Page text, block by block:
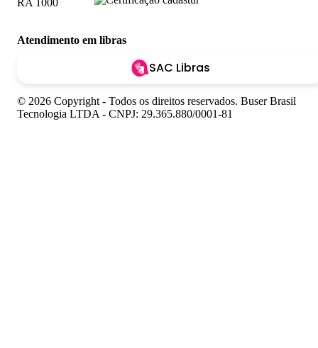
Atendimento em libras
SAC Libras
© 2026 Copyright - Todos os direitos reservados. Buser Brasil
Tecnologia LTDA - CNPJ: 29.365.880/0001-81